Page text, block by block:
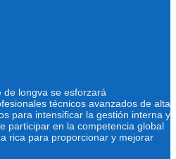
de longva se esforzará
técnicos avanzados de alta
para intensificar la gestión interna y
participar en la competencia global
rica para proporcionar y mejorar